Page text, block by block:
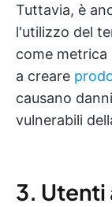
Tuttavia, è
l'utilizzo del
come
a creare
causano
vulnerabili
3.